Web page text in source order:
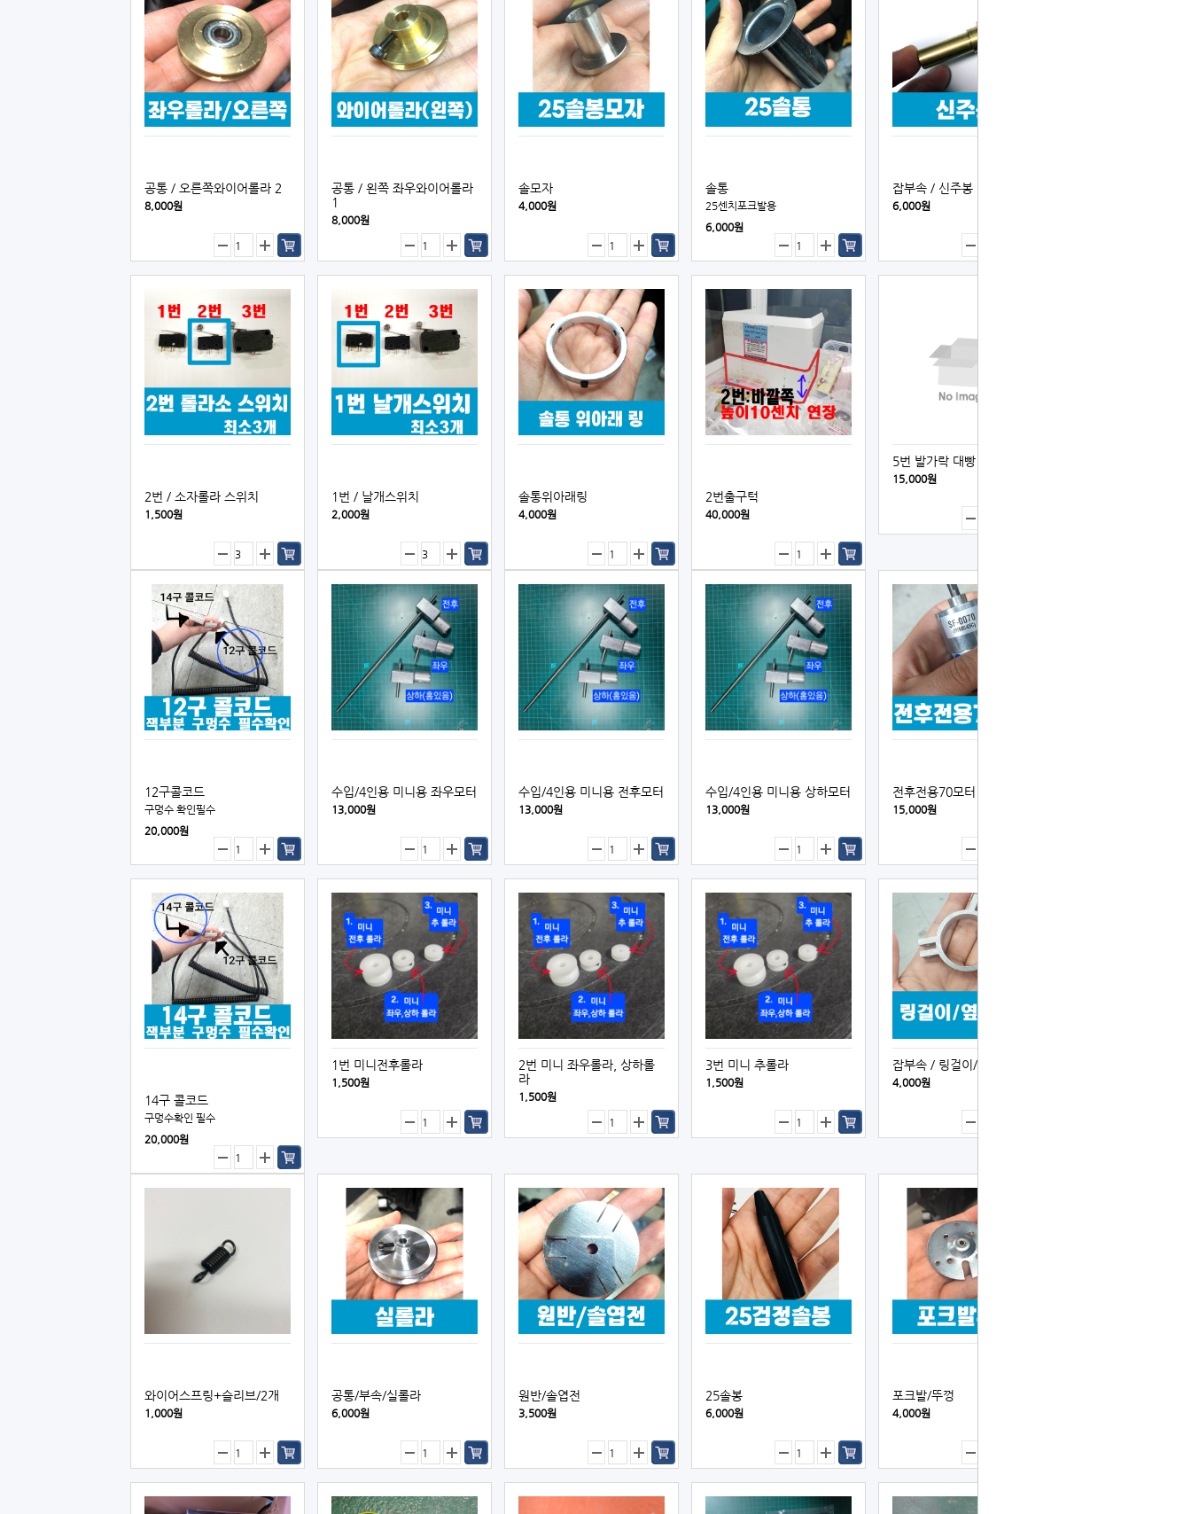
공통／오른쪽와이어롤라 2
8,000원
공통／왼쪽 좌우와이어롤라
1
8,000원
솔모자
4,000원
솔통
25센치포크발용
6,000원
잡부속／신주봉
6,000원
2번／소자롤라 스위치
1,500원
1번／날개스위치
2,000원
솔통위아래링
4,000원
2번출구턱
40,000원
5번 발가락 대빵
15,000원
12구콜코드
구멍수 확인필수
20,000원
수입/4인용 미니용 좌우모터
13,000원
수입/4인용 미니용 전후모터
13,000원
수입/4인용 미니용 상하모터
13,000원
전후전용70모터
15,000원
14구 콜코드
구멍수확인 필수
20,000원
1번 미니전후롤라
1,500원
2번 미니 좌우롤라, 상하롤
라
1,500원
3번 미니 추롤라
1,500원
잡부속／링걸이/옆대걸이
4,000원
와이어스프링+슬리브/2개
1,000원
공통/부속/실롤라
6,000원
원반/솔엽전
3,500원
25솔봉
6,000원
포크발/뚜껑
4,000원